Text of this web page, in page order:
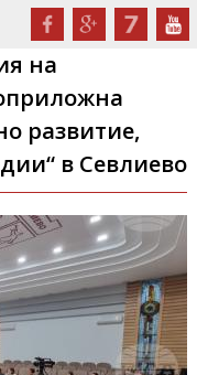
на
развитие,
в Севлиево